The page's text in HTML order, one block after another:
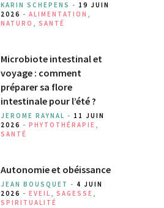
KARIN SCHEPENS - 19 JUIN
2026 - ALIMENTATION ,
NATURO , SANTÉ
Microbiote intestinal et
voyage : comment
préparer sa flore
intestinale pour l’été ?
JEROME RAYNAL - 11 JUIN
2026 - PHYTOTHÉRAPIE ,
SANTÉ
Autonomie et obéissance
JEAN BOUSQUET - 4 JUIN
2026 - EVEIL , SAGESSE ,
SPIRITUALITÉ